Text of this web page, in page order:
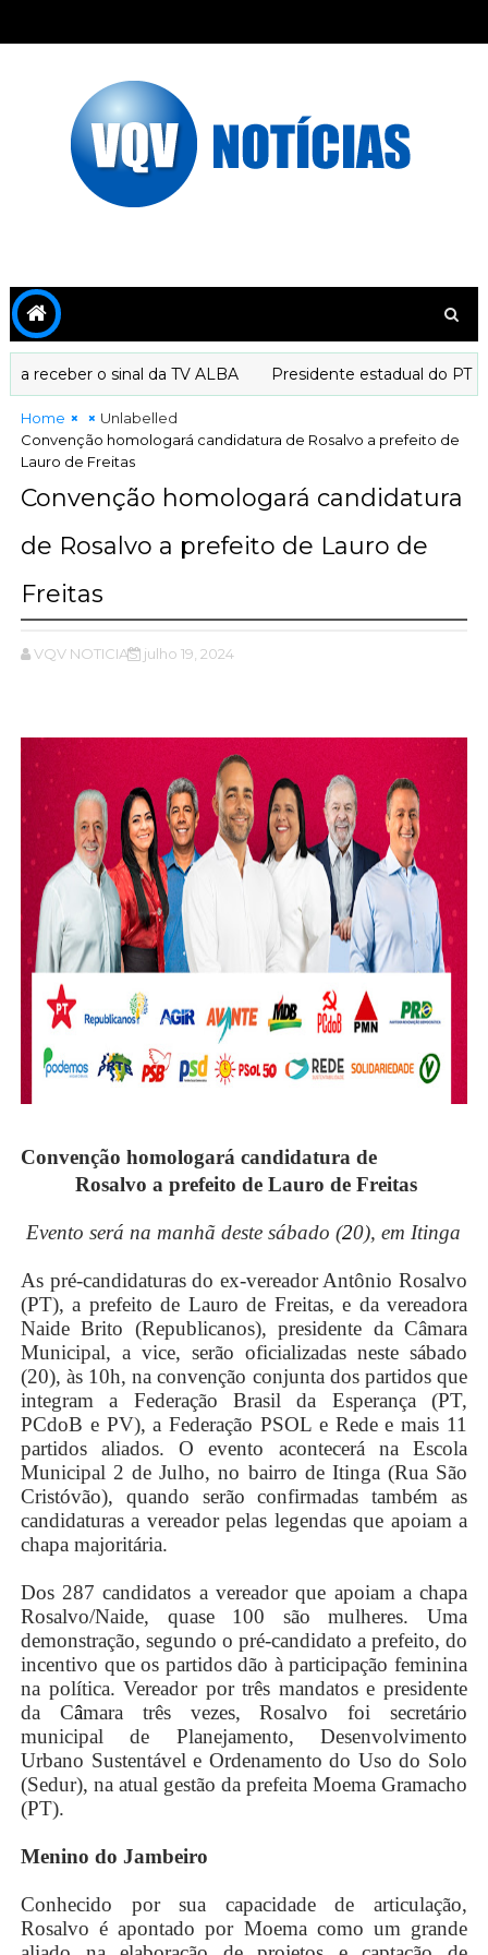
receber o sinal da TV ALBA Presidente estadual do PT
Home
Unlabelled
Convenção homologará candidatura de Rosalvo a prefeito de
Lauro de Freitas
Convenção homologará candidatura
de Rosalvo a prefeito de Lauro de
Freitas
VQV NOTICIAS julho 19, 2024
Convenção homologará candidatura de
Rosalvo a prefeito de Lauro de Freitas
Evento será na manhã deste sábado (20), em Itinga
As pré-candidaturas do ex-vereador Antônio Rosalvo
(PT), a prefeito de Lauro de Freitas, e da vereadora
Naide Brito (Republicanos), presidente da Câmara
Municipal, a vice, serão oficializadas neste sábado
(20), às 10h, na convenção conjunta dos partidos que
integram a Federação Brasil da Esperança (PT,
PCdoB e PV), a Federação PSOL e Rede e mais 11
partidos aliados. O evento acontecerá na Escola
Municipal 2 de Julho, no bairro de Itinga (Rua São
Cristóvão), quando serão confirmadas também as
candidaturas a vereador pelas legendas que apoiam a
chapa majoritária.
Dos 287 candidatos a vereador que apoiam a chapa
Rosalvo/Naide, quase 100 são mulheres. Uma
demonstração, segundo o pré-candidato a prefeito, do
incentivo que os partidos dão à participação feminina
na política. Vereador por três mandatos e presidente
da Câmara três vezes, Rosalvo foi secretário
municipal de Planejamento, Desenvolvimento
Urbano Sustentável e Ordenamento do Uso do Solo
(Sedur), na atual gestão da prefeita Moema Gramacho
(PT).
Menino do Jambeiro
Conhecido por sua capacidade de articulação,
Rosalvo é apontado por Moema como um grande